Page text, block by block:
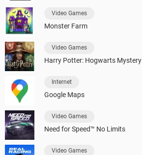
Video Games
Monster Farm
Video Games
Harry Potter: Hogwarts Mystery
Internet
Google Maps
Video Games
Need for Speed™ No Limits
Video Games